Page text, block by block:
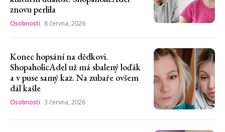
znovu perlila
Osobnosti 8 června, 2026
Konec hopsání na dědkovi.
ShopaholicAdel už má sbalený loďák
a v puse samý kaz. Na zubaře ovšem
dál kašle
Osobnosti 3 června, 2026